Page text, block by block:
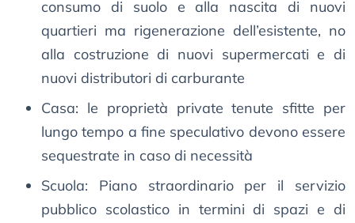
consumo di suolo e alla nascita di nuovi
quartieri ma rigenerazione dell’esistente, no
alla costruzione di nuovi supermercati e di
nuovi distributori di carburante
Casa: le proprietà private tenute sfitte per
lungo tempo a fine speculativo devono essere
sequestrate in caso di necessità
Scuola: Piano straordinario per il servizio
pubblico scolastico in termini di spazi e di